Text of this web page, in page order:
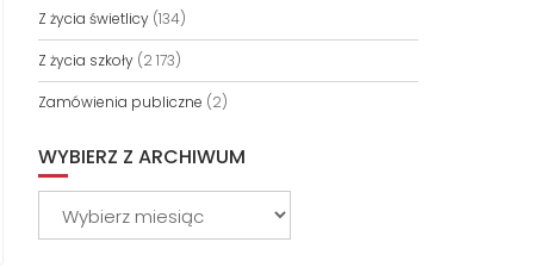
Z życia świetlicy(134)
Z życia szkoły(2 173)
Zamówienia publiczne (2)
WYBIERZ Z ARCHIWUM